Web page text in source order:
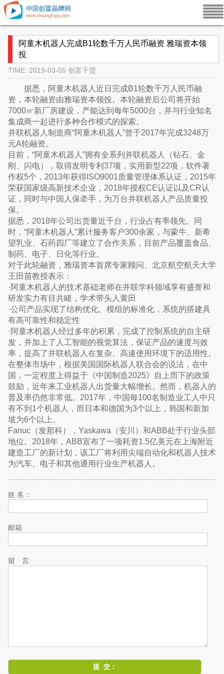
阿童木机器人完成B1轮数千万人民币融资 雅瑞资本领
投
TIME: 2019-03-05 创富干货
据悉，阿童木机器人近日完成B1轮数千万人民币融
资，本轮融资由雅瑞资本领投。本轮融资后公司将开始
7000㎡新厂房建设，产能达到每年5000台，并与行业知名
集成商一起进行多种合作模式的探索。
并联机器人制造商“阿童木机器人”曾于2017年完成3248万
元A轮融资。
目前，“阿童木机器人”拥有全系列并联机器人（钻石、金
刚、闪电），取得发明专利37项，实用新型22项，软件著
作权5个，2013年获得ISO9001质量管理体系认证，2015年
荣获国家级高新技术企业，2018年授权CE认证以及CR认
证，同时与中国人保牵手，为万台并联机器人产品质量投
保。
据悉，2018年公司出货量近千台，行业占有率领先。同
时，“阿童木机器人”累计服务客户300余家，与蒙牛、新希
望乳业、石药四厂等建立了合作关系，目前产品覆盖食品、
制药、电子、日化等行业。
对于此轮融资，雅瑞资本首席专家顾问、北京航空航天大学
王田苗教授表示：
·阿童木机器人的技术基础老师在并联学科领域享有盛誉和
研发实力有目共睹，学术带头人黄田
·公司产品实现了结构优化、模组的标准化，系统的搭建具
有高可靠性和稳定性
·阿童木机器人经过多年的积累，完成了控制系统的自主研
发，并加上了人工智能的视觉算法，保证产品的速度与效
率，提高了并联机器人在复杂、高速使用环境下的适用性。
在整体市场中，根据美国国际机器人联合会的说法，在中
国，一定程度上得益于《中国制造2025》自上而下的政策
鼓励，近年来工业机器人出货量大幅增长。然而，机器人的
普及率仍然非常低。2017年，中国每100名制造业工人中只
有不到1个机器人，而日本和德国为3个以上，韩国和新加
坡为6个以上。
Fanuc（发那科），Yaskawa（安川）和ABB处于行业头部
地位。2018年，ABB宣布了一项耗资1.5亿美元在上海附近
建造工厂的新计划，该工厂将利用尖端自动化和机器人技术
为汽车、电子和其他通用行业生产机器人。
姓 名：
邮箱
留 言: